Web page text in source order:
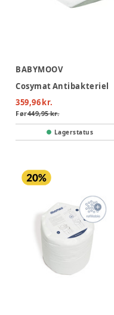
BABYMOOV
Cosymat Antibakteriel
359,96 kr.
Før449,95 kr.
Lagerstatus